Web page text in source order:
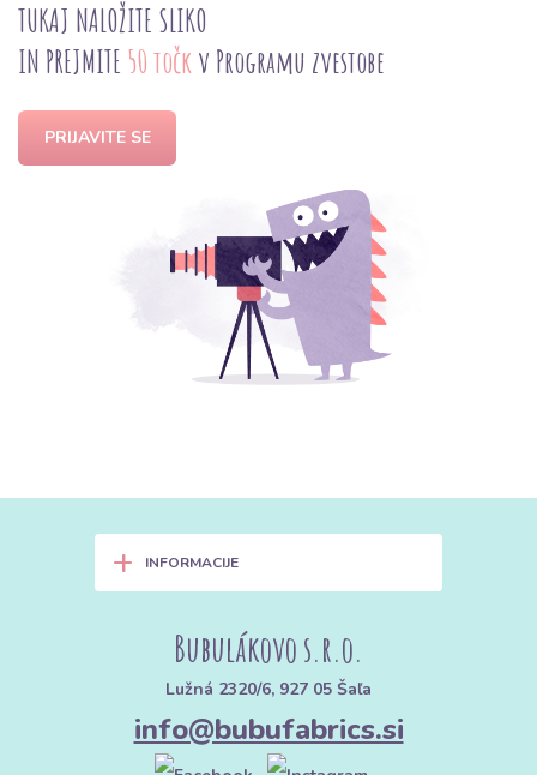
TUKAJ NALOŽITE SLIKO
IN PREJMITE 50 točk v Programu zvestobe
PRIJAVITE SE
+ INFORMACIJE
Bubulákovo s.r.o.
Lužná 2320/6, 927 05 Šaľa
info@bubufabrics.si